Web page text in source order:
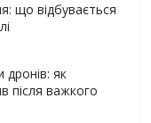
що відбувається
дронів: як
після важкого